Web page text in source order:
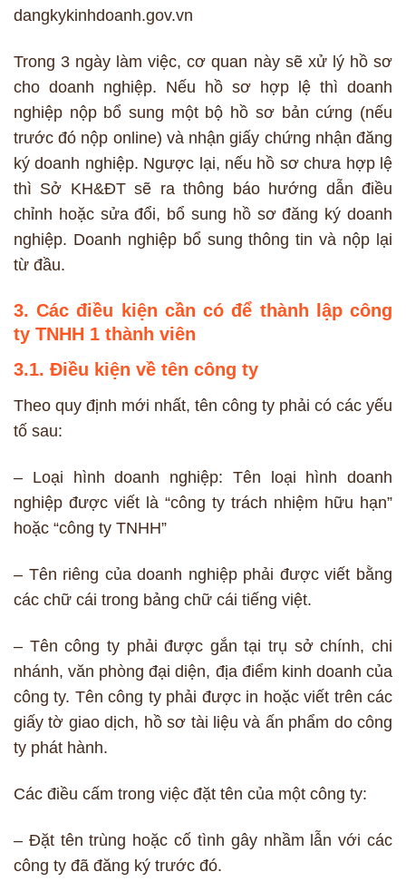
dangkykinhdoanh.gov.vn
Trong 3 ngày làm việc, cơ quan này sẽ xử lý hồ sơ
cho doanh nghiệp. Nếu hồ sơ hợp lệ thì doanh
nghiệp nộp bổ sung một bộ hồ sơ bản cứng (nếu
trước đó nộp online) và nhận giấy chứng nhận đăng
ký doanh nghiệp. Ngược lại, nếu hồ sơ chưa hợp lệ
thì Sở KH&ĐT sẽ ra thông báo hướng dẫn điều
chỉnh hoặc sửa đổi, bổ sung hồ sơ đăng ký doanh
nghiệp. Doanh nghiệp bổ sung thông tin và nộp lại
từ đầu.
3. Các điều kiện cần có để thành lập công
ty TNHH 1 thành viên
3.1. Điều kiện về tên công ty
Theo quy định mới nhất, tên công ty phải có các yếu
tố sau:
– Loại hình doanh nghiệp: Tên loại hình doanh
nghiệp được viết là “công ty trách nhiệm hữu hạn”
hoặc “công ty TNHH”
– Tên riêng của doanh nghiệp phải được viết bằng
các chữ cái trong bảng chữ cái tiếng việt.
– Tên công ty phải được gắn tại trụ sở chính, chi
nhánh, văn phòng đại diện, địa điểm kinh doanh của
công ty. Tên công ty phải được in hoặc viết trên các
giấy tờ giao dịch, hồ sơ tài liệu và ấn phẩm do công
ty phát hành.
Các điều cấm trong việc đặt tên của một công ty:
– Đặt tên trùng hoặc cố tình gây nhầm lẫn với các
công ty đã đăng ký trước đó.